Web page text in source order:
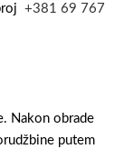
+381 69 767
Nakon obrade
putem